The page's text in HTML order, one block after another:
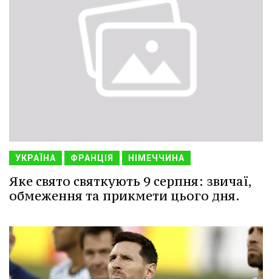
УКРАЇНА ФРАНЦІЯ НІМЕЧЧИНА
Яке свято святкують 9 серпня: звичаї,
обмеження та прикмети цього дня.